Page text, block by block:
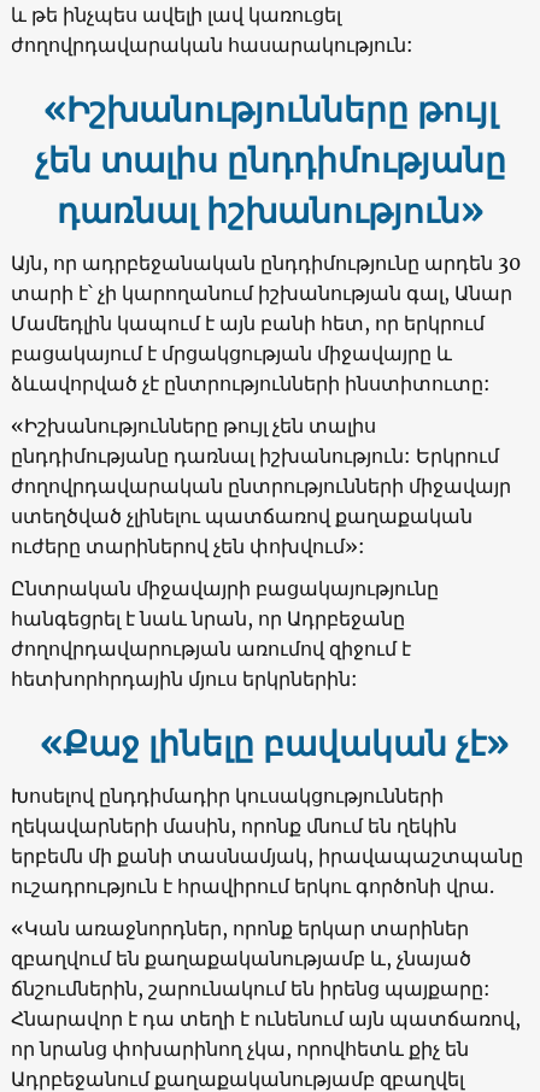
և թե ինչպես ավելի լավ կառուցել
ժողովրդավարական հասարակություն:
«Իշխանությունները թույլ
չեն տալիս ընդդիմությանը
դառնալ իշխանություն»
Այն, որ ադրբեջանական ընդդիմությունը արդեն 30
տարի է՝ չի կարողանում իշխանության գալ, Անար
Մամեդլին կապում է այն բանի հետ, որ երկրում
բացակայում է մրցակցության միջավայրը և
ձևավորված չէ ընտրությունների ինստիտուտը:
«Իշխանությունները թույլ չեն տալիս
ընդդիմությանը դառնալ իշխանություն: Երկրում
ժողովրդավարական ընտրությունների միջավայր
ստեղծված չլինելու պատճառով քաղաքական
ուժերը տարիներով չեն փոխվում»:
Ընտրական միջավայրի բացակայությունը
հանգեցրել է նաև նրան, որ Ադրբեջանը
ժողովրդավարության առումով զիջում է
հետխորհրդային մյուս երկրներին:
«Քաջ լինելը բավական չէ»
Խոսելով ընդդիմադիր կուսակցությունների
ղեկավարների մասին, որոնք մնում են ղեկին
երբեմն մի քանի տասնամյակ, իրավապաշտպանը
ուշադրություն է հրավիրում երկու գործոնի վրա.
«Կան առաջնորդներ, որոնք երկար տարիներ
զբաղվում են քաղաքականությամբ և, չնայած
ճնշումներին, շարունակում են իրենց պայքարը:
Հնարավոր է դա տեղի է ունենում այն պատճառով,
որ նրանց փոխարինող չկա, որովհետև քիչ են
Ադրբեջանում քաղաքականությամբ զբաղվել